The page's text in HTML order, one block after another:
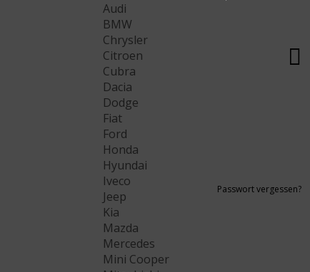
Audi
BMW
Chrysler
Citroen
Cubra
Dacia
Dodge
Fiat
Ford
Honda
Hyundai
Iveco
Jeep
Kia
Mazda
Mercedes
Mini Cooper
Passwort vergessen?